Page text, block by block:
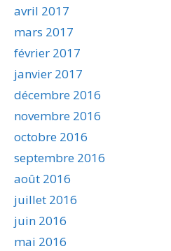
avril 2017
mars 2017
février 2017
janvier 2017
décembre 2016
novembre 2016
octobre 2016
septembre 2016
août 2016
juillet 2016
juin 2016
mai 2016